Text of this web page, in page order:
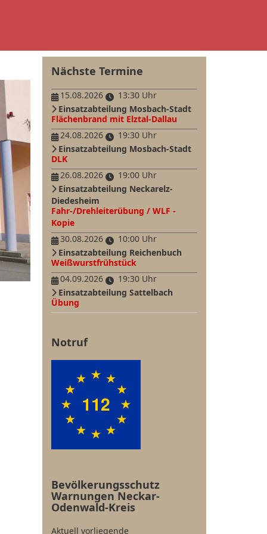
Nächste Termine
15.08.2026
13:30 Uhr
Einsatzabteilung Mosbach-Stadt
Flächenbrand mit Elztal-Dallau
24.08.2026
19:30 Uhr
Einsatzabteilung Mosbach-Stadt
DLK
26.08.2026
19:00 Uhr
Einsatzabteilung Neckarelz-
Diedesheim
Fahr-/Drehleiterübung / WLF -
Kopie
30.08.2026
10:00 Uhr
Einsatzabteilung Reichenbuch
Weißwurstfrühstück
04.09.2026
19:30 Uhr
Einsatzabteilung Sattelbach
Übung
Notruf
Bevölkerungsschutz
Warnungen Neckar-
Odenwald-Kreis
Aktuell vorliegende